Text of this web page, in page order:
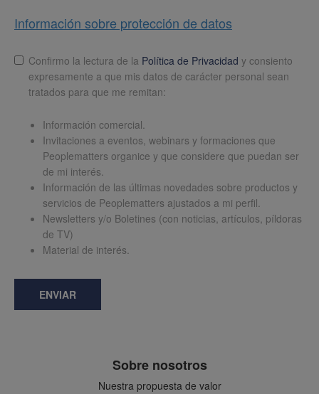
Información sobre protección de datos
LopdConfirmo la lectura de la Política de Privacidad y consiento
expresamente a que mis datos de carácter personal sean
tratados para que me remitan:
Información comercial.
Invitaciones a eventos, webinars y formaciones que
Peoplematters organice y que considere que puedan ser
de mi interés.
Información de las últimas novedades sobre productos y
servicios de Peoplematters ajustados a mi perfil.
Newsletters y/o Boletines (con noticias, artículos, píldoras
de TV)
Material de interés.
ENVIAR
Sobre nosotros
Nuestra propuesta de valor